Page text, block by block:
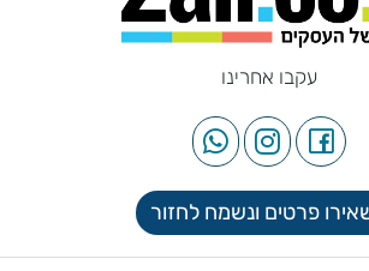
עקבו אחרינו
פרטים ונשמח לחזור